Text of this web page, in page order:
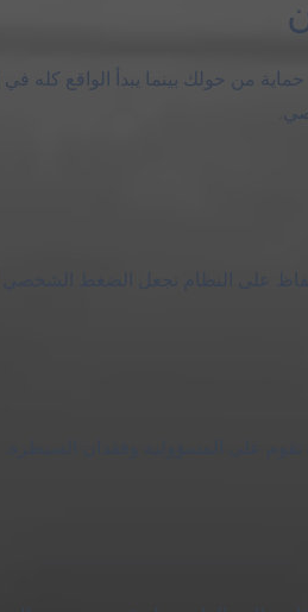
حولك بينما يبدأ الواقع كله في
على النظام تجعل الضغط الشخصي
على المسؤولية وفقدان السيطرة.